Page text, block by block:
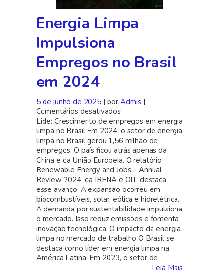
Energia Limpa
Impulsiona
Empregos no Brasil
em 2024
5 de junho de 2025 | por Admis |
Comentários desativados
Energia
Limpa
Impulsiona
Empregos
no
Brasil
em
2024
Lide: Crescimento de empregos em energia
limpa no Brasil Em 2024, o setor de energia
limpa no Brasil gerou 1,56 milhão de
empregos. O país ficou atrás apenas da
China e da União Europeia. O relatório
Renewable Energy and Jobs – Annual
Review 2024, da IRENA e OIT, destaca
esse avanço. A expansão ocorreu em
biocombustíveis, solar, eólica e hidrelétrica.
A demanda por sustentabilidade impulsiona
o mercado. Isso reduz emissões e fomenta
inovação tecnológica. O impacto da energia
limpa no mercado de trabalho O Brasil se
destaca como líder em energia limpa na
América Latina. Em 2023, o setor de
Leia Mais